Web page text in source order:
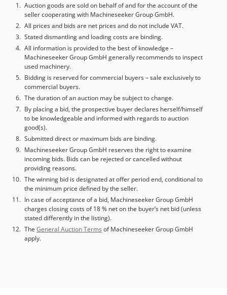
Auction goods are sold on behalf of and for the account of the
seller cooperating with Machineseeker Group GmbH.
All prices and bids are net prices and do not include VAT.
Stated dismantling and loading costs are binding.
All information is provided to the best of knowledge –
Machineseeker Group GmbH generally recommends to inspect
used machinery.
Bidding is reserved for commercial buyers – sale exclusively to
commercial buyers.
The duration of an auction may be subject to change.
By placing a bid, the prospective buyer declares herself/himself
to be knowledgeable and informed with regards to auction
good(s).
Submitted direct or maximum bids are binding.
Machineseeker Group GmbH reserves the right to examine
incoming bids. Bids can be rejected or cancelled without
providing reasons.
The winning bid is designated at offer period end, conditional to
the minimum price defined by the seller.
In case of acceptance of a bid, Machineseeker Group GmbH
charges closing costs of 18 % net on the buyer’s net bid (unless
stated differently in the listing).
The General Auction Terms of Machineseeker Group GmbH
apply.